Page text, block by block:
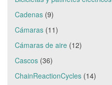
Cadenas (9)
Cámaras (11)
Cámaras de aire (12)
Cascos (36)
ChainReactionCycles (14)